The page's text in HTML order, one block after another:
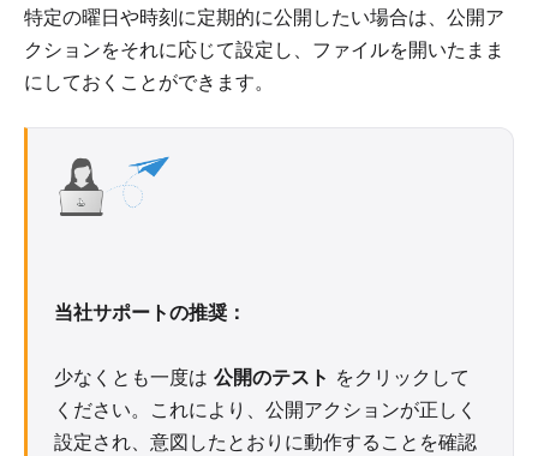
特定の曜日や時刻に定期的に公開したい場合は、公開ア
クションをそれに応じて設定し、ファイルを開いたまま
にしておくことができます。
当社サポートの推奨：
少なくとも一度は 公開のテスト をクリックして
ください。これにより、公開アクションが正しく
設定され、意図したとおりに動作することを確認